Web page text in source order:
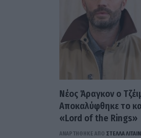
Νέος Άραγκον ο
Αποκαλύφθηκε το
«Lord of the Rings»
ΑΝΑΡΤΗΘΗΚΕ ΑΠΟ ΣΤΈΛΛΑ